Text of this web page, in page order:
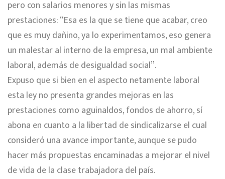
pero con salarios menores y sin las mismas
prestaciones: “Esa es la que se tiene que acabar, creo
que es muy dañino, ya lo experimentamos, eso genera
un malestar al interno de la empresa, un mal ambiente
laboral, además de desigualdad social”.
Expuso que si bien en el aspecto netamente laboral
esta ley no presenta grandes mejoras en las
prestaciones como aguinaldos, fondos de ahorro, sí
abona en cuanto a la libertad de sindicalizarse el cual
consideró una avance importante, aunque se pudo
hacer más propuestas encaminadas a mejorar el nivel
de vida de la clase trabajadora del país.